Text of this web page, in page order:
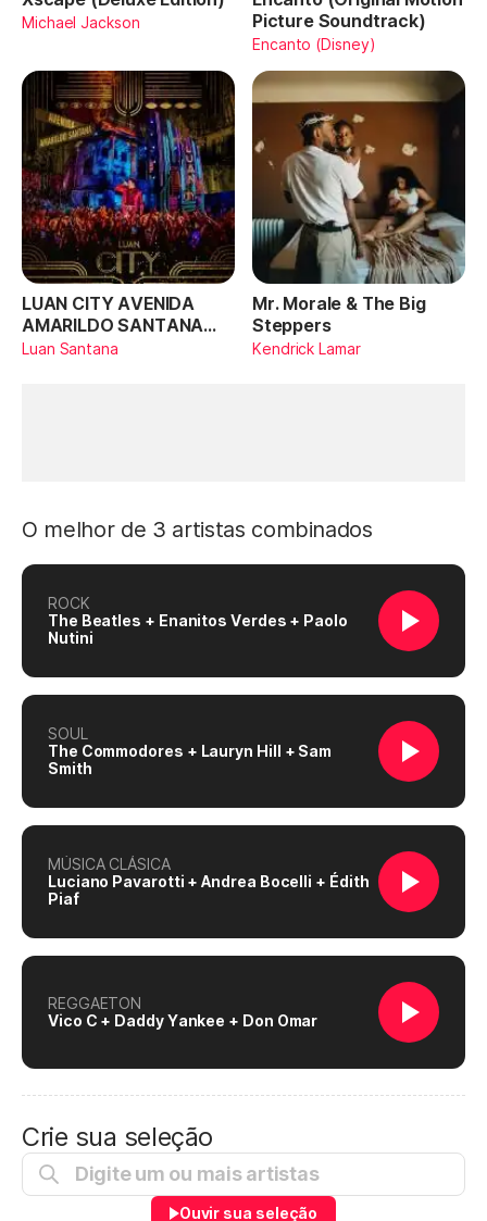
Michael Jackson
Picture Soundtrack)
Encanto (Disney)
LUAN CITY AVENIDA
AMARILDO SANTANA
(Ao Vivo)
Luan Santana
Mr. Morale & The Big
Steppers
Kendrick Lamar
O melhor de 3 artistas combinados
ROCK
The Beatles + Enanitos Verdes + Paolo
Nutini
SOUL
The Commodores + Lauryn Hill + Sam
Smith
MÚSICA CLÁSICA
Luciano Pavarotti + Andrea Bocelli + Édith
Piaf
REGGAETON
Vico C + Daddy Yankee + Don Omar
Crie sua seleção
Ouvir sua seleção